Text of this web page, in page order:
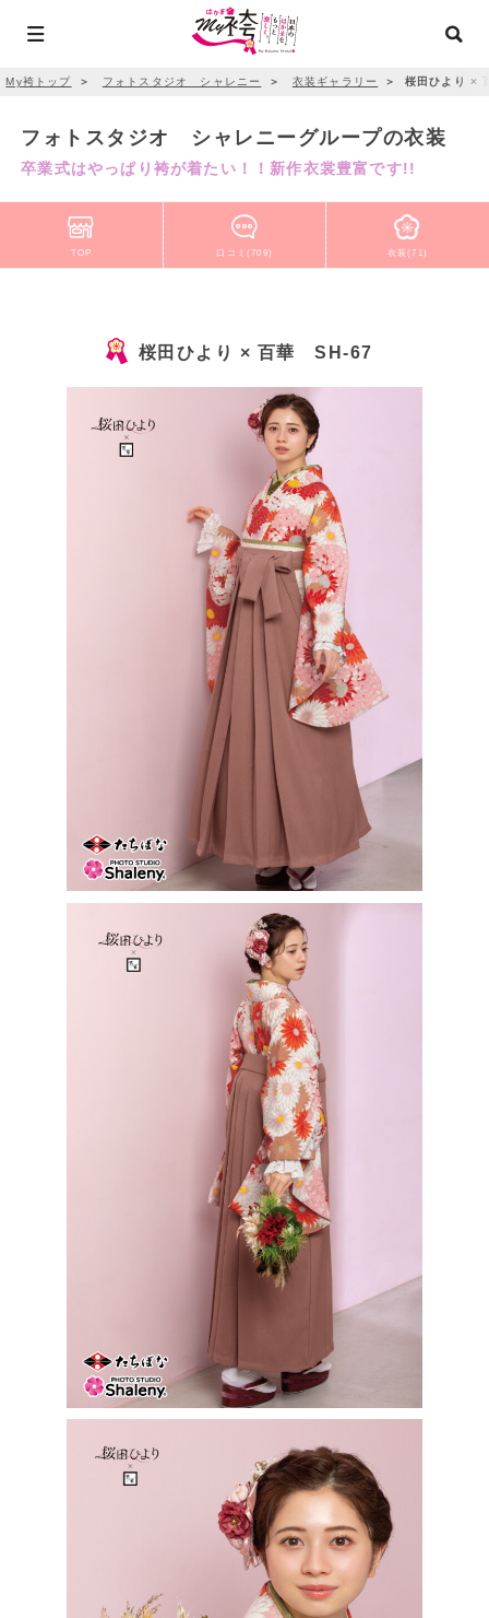
My袴トップ ＞ フォトスタジオ シャレニー ＞ 衣装ギャラリー ＞ 桜田ひより ×
フォトスタジオ シャレニーグループの衣装
卒業式はやっぱり袴が着たい！！新作衣裳豊富です!!
TOP 口コミ(709) 衣装(71)
桜田ひより × 百華 SH-67